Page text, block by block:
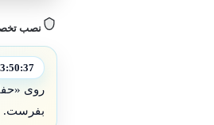
نصب
روی
بفرست.